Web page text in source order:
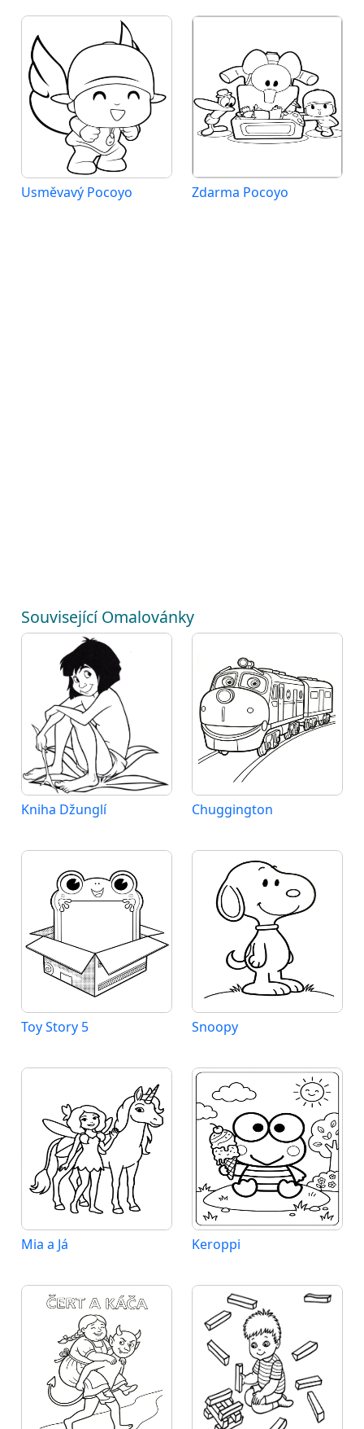
Usměvavý Pocoyo Zdarma Pocoyo
Související Omalovánky
Kniha Džunglí Chuggington
Toy Story 5 Snoopy
Mia a Já Keroppi